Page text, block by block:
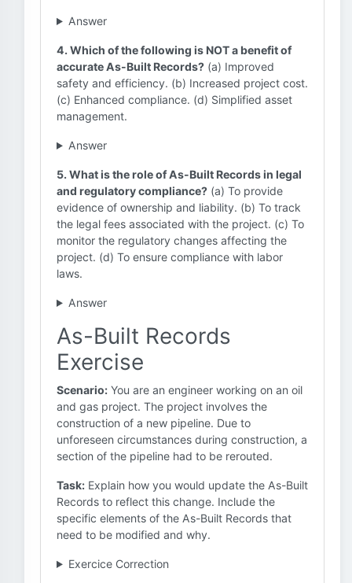
Answer
4. Which of the following is NOT a benefit of
accurate As-Built Records? (a) Improved
safety and efficiency. (b) Increased project cost.
(c) Enhanced compliance. (d) Simplified asset
management.
Answer
5. What is the role of As-Built Records in legal
and regulatory compliance? (a) To provide
evidence of ownership and liability. (b) To track
the legal fees associated with the project. (c) To
monitor the regulatory changes affecting the
project. (d) To ensure compliance with labor
laws.
Answer
As-Built Records
Exercise
Scenario: You are an engineer working on an oil
and gas project. The project involves the
construction of a new pipeline. Due to
unforeseen circumstances during construction, a
section of the pipeline had to be rerouted.
Task: Explain how you would update the As-Built
Records to reflect this change. Include the
specific elements of the As-Built Records that
need to be modified and why.
Exercice Correction